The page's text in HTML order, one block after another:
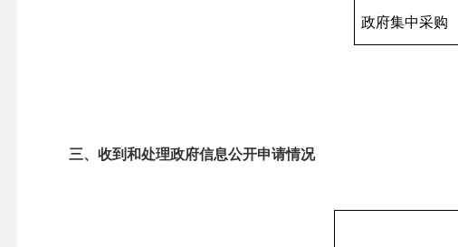
政府集中采购
三、 收到和处理政府信息公开申请情况